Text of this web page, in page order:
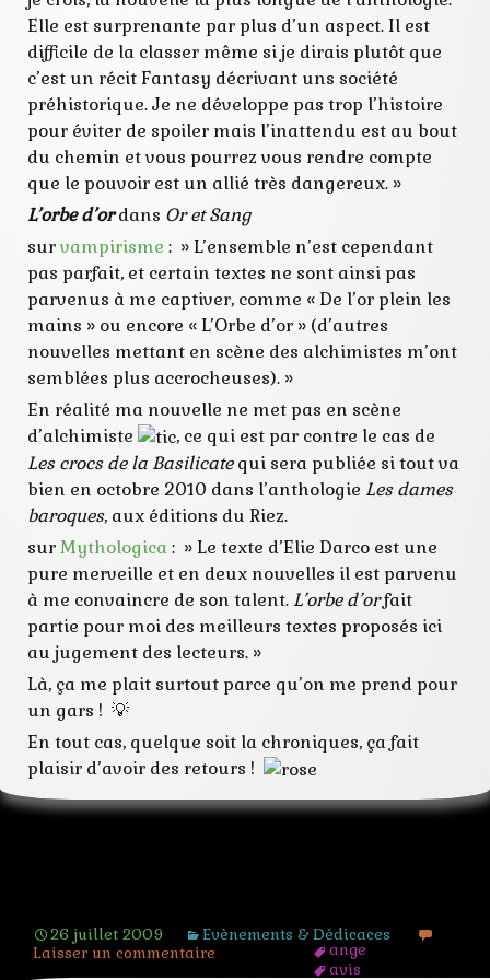
Elle est surprenante par plus d’un aspect. Il est
difficile de la classer même si je dirais plutôt que
c’est un récit Fantasy décrivant uns société
préhistorique. Je ne développe pas trop l’histoire
pour éviter de spoiler mais l’inattendu est au bout
du chemin et vous pourrez vous rendre compte
que le pouvoir est un allié très dangereux. »
L’orbe d’ordans Or et Sang
survampirisme : » L’ensemble n’est cependant
pas parfait, et certain textes ne sont ainsi pas
parvenus à me captiver, comme « De l’or plein les
mains » ou encore « L’Orbe d’or » (d’autres
nouvelles mettant en scène des alchimistes m’ont
semblées plus accrocheuses). »
En réalité ma nouvelle ne met pas en scène
d’alchimiste
, ce qui est par contre le cas de
Les crocs de la Basilicatequi sera publiée si tout va
bien en octobre 2010 dans l’anthologie Les dames
baroques, aux éditions du Riez.
surMythologica: » Le texte d’Elie Darco est une
pure merveille et en deux nouvelles il est parvenu
à me convaincre de son talent. L’orbe d’orfait
partie pour moi des meilleurs textes proposés ici
au jugement des lecteurs. »
Là, ça me plait surtout parce qu’on me prend pour
un gars ! 💡
En tout cas, quelque soit la chroniques, ça fait
plaisir d’avoir des retours !
26 juillet 2009 Evènements & Dédicaces
ange
avis
Laisser un commentaire